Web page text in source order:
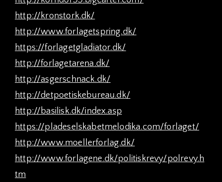
http://kronstork.dk/
http://www.forlagetspring.dk/
https://forlagetgladiator.dk/
http://forlagetarena.dk/
http://asgerschnack.dk/
http://detpoetiskebureau.dk/
http://basilisk.dk/index.asp
https://pladeselskabetmelodika.com/forlaget/
http://www.moellerforlag.dk/
http://www.forlagene.dk/politiskrevy/polrevy.h
tm